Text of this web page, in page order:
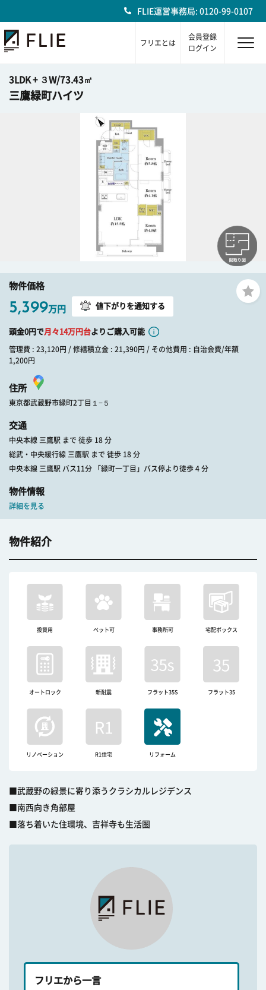
FLIE運営事務局: 0120-99-0107
フリエとは
会員登録
ログイン
3LDK + ３W/73.43㎡
三鷹緑町ハイツ
物件価格
5,399万円 値下がりを通知する
頭金0円で月々14万円台よりご購入可能
管理費 : 23,120円 / 修繕積立金 : 21,390円 / その他費用 : 自治会費/年額
1,200円
住所
東京都武蔵野市緑町2丁目１−５
交通
中央本線 三鷹駅 まで 徒歩 18 分
総武・中央緩行線 三鷹駅 まで 徒歩 18 分
中央本線 三鷹駅 バス11分 「緑町一丁目」バス停より徒歩 4 分
物件情報
詳細を見る
物件紹介
投資用 ペット可 事務所可 宅配ボックス
オートロック 新耐震 フラット35S フラット35
リノベーション R1住宅 リフォーム
■武蔵野の緑景に寄り添うクラシカルレジデンス
■南西向き角部屋
■落ち着いた住環境、吉祥寺も生活圏
フリエから一言